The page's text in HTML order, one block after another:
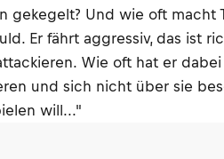
gekegelt? Und wie oft
Er fährt aggressiv, das ist
Wie oft hat er
und sich nicht über sie
will..."